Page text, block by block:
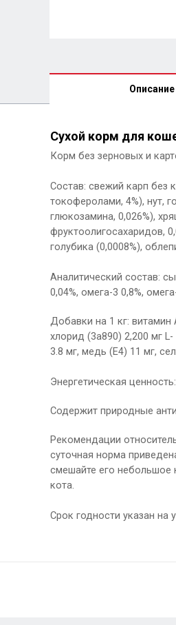
Описание
Сухой корм для
Корм без зерновых и
Состав: свежий карп без
токоферолами, 4%), нут,
глюкозамина, 0,026%),
фруктоолигосахаридов,
голубика (0,0008%),
Аналитический состав:
0,04%, омега-3 0,8%,
Добавки на 1 кг: витамин
хлорид (3a890) 2,200 мг
3.8 мг, медь (E4) 11 мг,
Энергетическая
Содержит природные
Рекомендации
суточная норма
смешайте его небольшое
кота.
Срок годности указан на